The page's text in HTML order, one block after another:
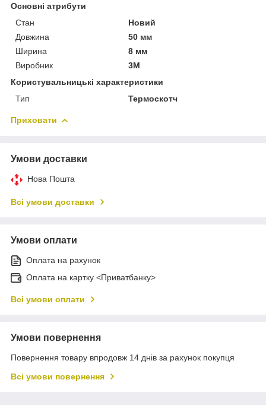
Основні атрибути
Стан
Новий
Довжина
50 мм
Ширина
8 мм
Виробник
3М
Користувальницькі характеристики
Тип
Термоскотч
Приховати
Умови доставки
Нова Пошта
Всі умови доставки
Умови оплати
Оплата на рахунок
Оплата на картку <Приватбанку>
Всі умови оплати
Умови повернення
Повернення товару впродовж 14 днів за рахунок покупця
Всі умови повернення